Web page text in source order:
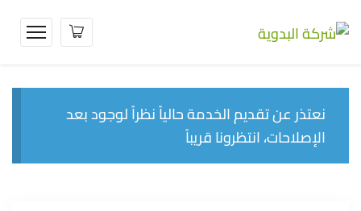
نعتذر عن تقديم الخدمة حالياً نظراً لوجود بعد
الإصلاحات، انتظرونا قريباً